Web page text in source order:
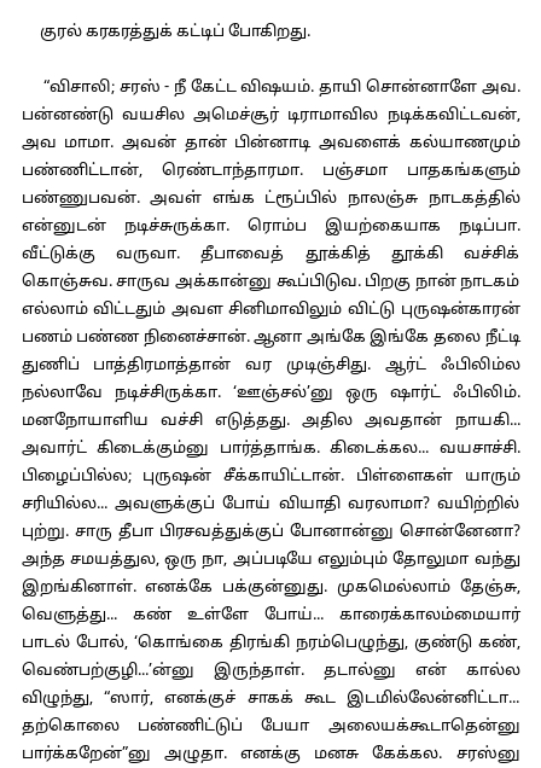
குரல் கரகரத்துக் கட்டிப் போகிறது.
“விசாலி; சரஸ் - நீ கேட்ட விஷயம். தாயி சொன்னாளே அவ.
பன்னண்டு வயசில அமெச்சூர் டிராமாவில நடிக்கவிட்டவன்,
அவ மாமா. அவன் தான் பின்னாடி அவளைக் கல்யாணமும்
பண்ணிட்டான், ரெண்டாந்தாரமா. பஞ்சமா பாதகங்களும்
பண்ணுபவன். அவள் எங்க ட்ரூப்பில் நாலஞ்சு நாடகத்தில்
என்னுடன் நடிச்சுருக்கா. ரொம்ப இயற்கையாக நடிப்பா.
வீட்டுக்கு வருவா. தீபாவைத் தூக்கித் தூக்கி வச்சிக்
கொஞ்சுவ. சாருவ அக்கான்னு கூப்பிடுவ. பிறகு நான் நாடகம்
எல்லாம் விட்டதும் அவள சினிமாவிலும் விட்டு புருஷன்காரன்
பணம் பண்ண நினைச்சான். ஆனா அங்கே இங்கே தலை நீட்டி
துணிப் பாத்திரமாத்தான் வர முடிஞ்சிது. ஆர்ட் ஃபிலிம்ல
நல்லாவே நடிச்சிருக்கா. ‘ஊஞ்சல்’னு ஒரு ஷார்ட் ஃபிலிம்.
மனநோயாளிய வச்சி எடுத்தது. அதில அவதான் நாயகி...
அவார்ட் கிடைக்கும்னு பார்த்தாங்க. கிடைக்கல... வயசாச்சி.
பிழைப்பில்ல; புருஷன் சீக்காயிட்டான். பிள்ளைகள் யாரும்
சரியில்ல... அவளுக்குப் போய் வியாதி வரலாமா? வயிற்றில்
புற்று. சாரு தீபா பிரசவத்துக்குப் போனான்னு சொன்னேனா?
அந்த சமயத்துல, ஒரு நா, அப்படியே எலும்பும் தோலுமா வந்து
இறங்கினாள். எனக்கே பக்குன்னுது. முகமெல்லாம் தேஞ்சு,
வெளுத்து... கண் உள்ளே போய்... காரைக்காலம்மையார்
பாடல் போல், ‘கொங்கை திரங்கி நரம்பெழுந்து, குண்டு கண்,
வெண்பற்குழி...’ன்னு இருந்தாள். தடால்னு என் கால்ல
விழுந்து, “ஸார், எனக்குச் சாகக் கூட இடமில்லேன்னிட்டா...
தற்கொலை பண்ணிட்டுப் பேயா அலையக்கூடாதென்னு
பார்க்கறேன்”னு அழுதா. எனக்கு மனசு கேக்கல. சரஸ்னு